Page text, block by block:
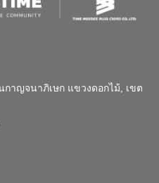
าญจนาภิเษก แขวงดอกไม้, เขต